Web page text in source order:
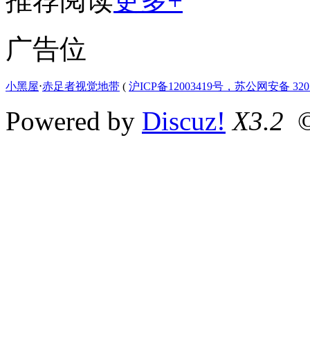
广告位
小黑屋⋅赤足者视觉地带 ( 沪ICP备12003419号，苏公网安备
Powered by Discuz! X3.2